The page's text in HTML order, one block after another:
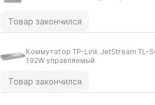
Товар закончился
Коммутатор TP-Link JetStream TL-
192W управляемый
Товар закончился